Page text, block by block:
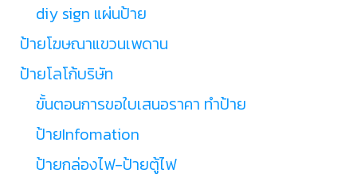
diy sign แผ่นป้าย
ป้ายโฆษณาแขวนเพดาน
ป้ายโลโก้บริษัท
ขั้นตอนการขอใบเสนอราคา ทำป้าย
ป้ายInfomation
ป้ายกล่องไฟ-ป้ายตู้ไฟ